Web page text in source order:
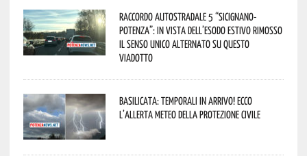
Raccordo Autostradale 5 “Sicignano-
Potenza”: in vista dell’esodo estivo rimosso
il senso unico alternato su questo
viadotto
Basilicata: temporali in arrivo! Ecco
l’allerta meteo della Protezione civile